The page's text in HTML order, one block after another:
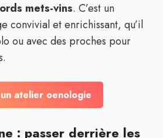
mets-vins. C’est un
convivial et enrichissant, qu’il
ou avec des proches pour
atelier oenologie
: passer derrière les